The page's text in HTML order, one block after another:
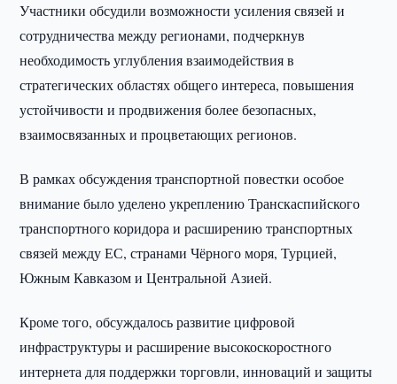
Участники обсудили возможности усиления связей и
сотрудничества между регионами, подчеркнув
необходимость углубления взаимодействия в
стратегических областях общего интереса, повышения
устойчивости и продвижения более безопасных,
взаимосвязанных и процветающих регионов.
В рамках обсуждения транспортной повестки особое
внимание было уделено укреплению Транскаспийского
транспортного коридора и расширению транспортных
связей между ЕС, странами Чёрного моря, Турцией,
Южным Кавказом и Центральной Азией.
Кроме того, обсуждалось развитие цифровой
инфраструктуры и расширение высокоскоростного
интернета для поддержки торговли, инноваций и защиты